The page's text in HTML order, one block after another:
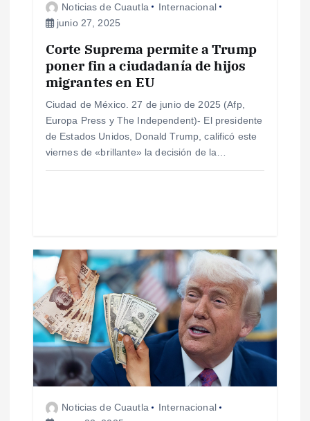
s
Noticias de Cuautla
Internacional
junio 27, 2025
Corte Suprema permite a Trump
poner fin a ciudadanía de hijos
migrantes en EU
Ciudad de México. 27 de junio de 2025 (Afp,
Europa Press y The Independent)- El presidente
de Estados Unidos, Donald Trump, calificó este
viernes de «brillante» la decisión de la…
Noticias de Cuautla
Internacional